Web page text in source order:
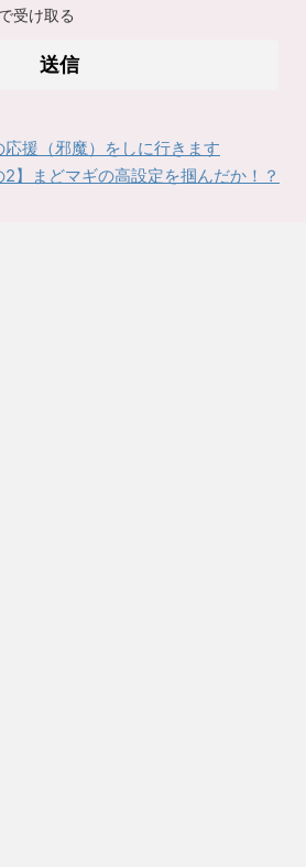
受け取る
援（邪魔）をしに行きます
2】まどマギの高設定を掴んだか！？